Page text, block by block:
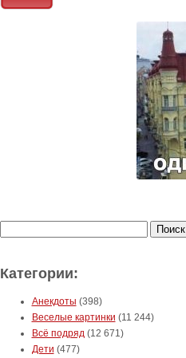
Категории:
Анекдоты (398)
Веселые картинки (11 244)
Всё подряд(12 671)
Дети (477)